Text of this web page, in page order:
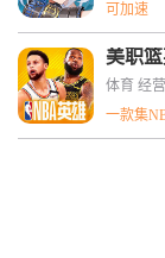
可加速
美职
体育 经
一款集